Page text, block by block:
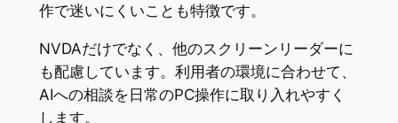
作で迷いにくいことも特徴です。
NVDAだけでなく、他のスクリーンリーダーに
も配慮しています。利用者の環境に合わせて、
AIへの相談を日常のPC操作に取り入れやすく
します。